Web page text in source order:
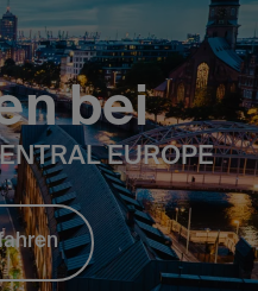
bei
EUROPE